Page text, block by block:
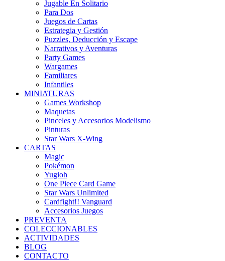
Jugable En Solitario
Para Dos
Juegos de Cartas
Estrategia y Gestión
Puzzles, Deducción y Escape
Narrativos y Aventuras
Party Games
Wargames
Familiares
Infantiles
MINIATURAS
Games Workshop
Maquetas
Pinceles y Accesorios Modelismo
Pinturas
Star Wars X-Wing
CARTAS
Magic
Pokémon
Yugioh
One Piece Card Game
Star Wars Unlimited
Cardfight!! Vanguard
Accesorios Juegos
PREVENTA
COLECCIONABLES
ACTIVIDADES
BLOG
CONTACTO